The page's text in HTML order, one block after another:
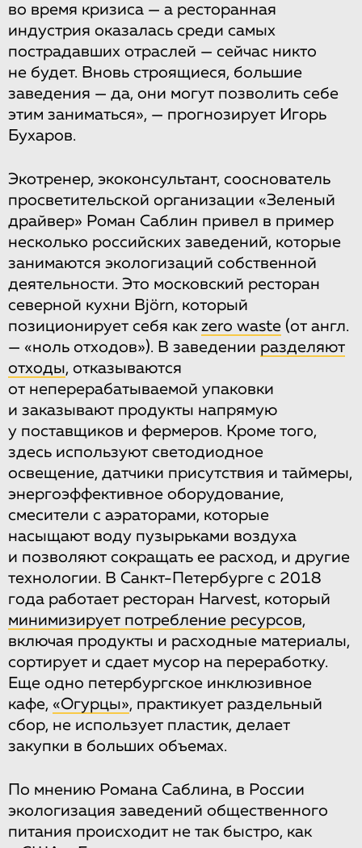
во время кризиса — а ресторанная
индустрия оказалась среди самых
пострадавших отраслей — сейчас никто
не будет. Вновь строящиеся, большие
заведения — да, они могут позволить себе
этим заниматься», — прогнозирует Игорь
Бухаров.
Экотренер, экоконсультант, сооснователь
просветительской организации «Зеленый
драйвер» Роман Саблин привел в пример
несколько российских заведений, которые
занимаются экологизаций собственной
деятельности. Это московский ресторан
северной кухни Björn, который
позиционирует себя как zero waste (от англ.
— «ноль отходов»). В заведении разделяют
отходы, отказываются
от неперерабатываемой упаковки
и заказывают продукты напрямую
у поставщиков и фермеров. Кроме того,
здесь используют светодиодное
освещение, датчики присутствия и таймеры,
энергоэффективное оборудование,
смесители с аэраторами, которые
насыщают воду пузырьками воздуха
и позволяют сокращать ее расход, и другие
технологии. В Санкт-Петербурге с 2018
года работает ресторан Harvest, который
минимизирует потребление ресурсов,
включая продукты и расходные материалы,
сортирует и сдает мусор на переработку.
Еще одно петербургское инклюзивное
кафе, «Огурцы», практикует раздельный
сбор, не использует пластик, делает
закупки в больших объемах.
По мнению Романа Саблина, в России
экологизация заведений общественного
питания происходит не так быстро, как